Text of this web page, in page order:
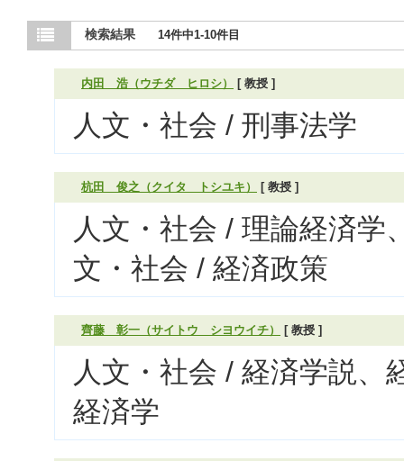
検索結果 14件中1-10件目
内田 浩（ウチダ ヒロシ） [ 教授 ]
人文・社会 / 刑事法学
杭田 俊之（クイタ トシユキ） [ 教授 ]
人文・社会 / 理論経済学
文・社会 / 経済政策
齊藤 彰一（サイトウ シヨウイチ） [ 教授 ]
人文・社会 / 経済学説、
経済学